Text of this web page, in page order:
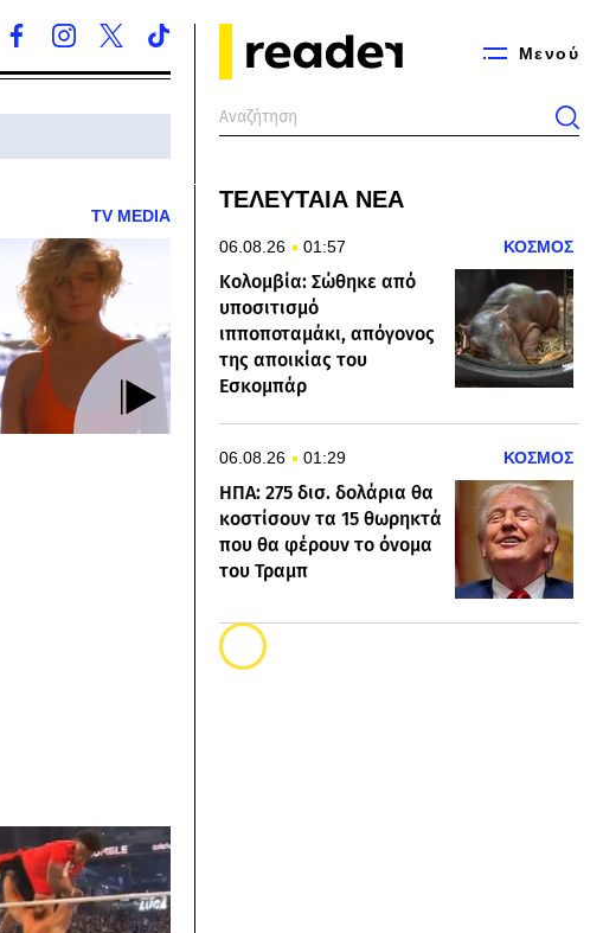
Μενού
TV MEDIA
ΤΕΛΕΥΤΑΙΑ ΝΕΑ
06.08.26 01:57 ΚΟΣΜΟΣ
Κολομβία: Σώθηκε από
υποσιτισμό
ιπποποταμάκι, απόγονος
της αποικίας του
Εσκομπάρ
06.08.26 01:29 ΚΟΣΜΟΣ
ΗΠΑ: 275 δισ. δολάρια θα
κοστίσουν τα 15 θωρηκτά
που θα φέρουν το όνομα
του Τραμπ